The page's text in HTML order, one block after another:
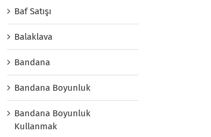
Baf Satışı
Balaklava
Bandana
Bandana Boyunluk
Bandana Boyunluk
Kullanmak